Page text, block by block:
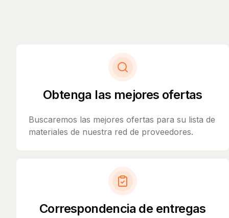
Obtenga las mejores ofertas
Buscaremos las mejores ofertas para su lista de
materiales de nuestra red de proveedores.
Correspondencia de entregas